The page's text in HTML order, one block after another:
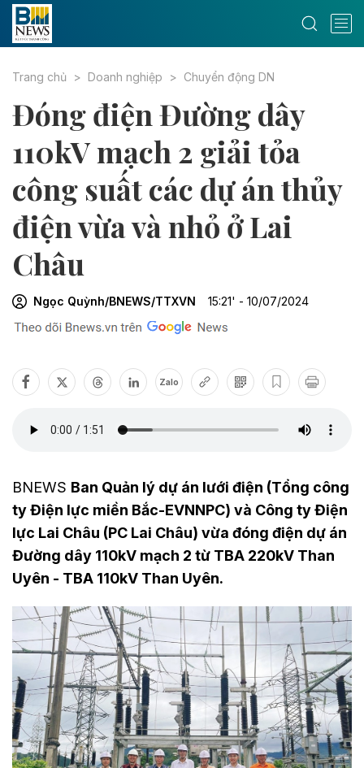
Trang chủ Doanh nghiệp Chuyển động DN
Đóng điện Đường dây
110kV mạch 2 giải tỏa
công suất các dự án thủy
điện vừa và nhỏ ở Lai
Châu
Ngọc Quỳnh/BNEWS/TTXVN 15:21' - 10/07/2024
Zalo
BNEWS Ban Quản lý dự án lưới điện (Tổng công
ty Điện lực miền Bắc-EVNNPC) và Công ty Điện
lực Lai Châu (PC Lai Châu) vừa đóng điện dự án
Đường dây 110kV mạch 2 từ TBA 220kV Than
Uyên - TBA 110kV Than Uyên.